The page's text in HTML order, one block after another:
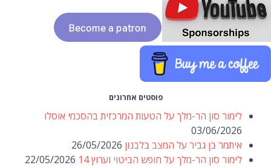
פוסטים אחרונים
לימור סון הר-מלך על הטעות המרכזית בהסכמי אוסלו
03/06/2026
איתמר בן גביר על המצב בלבנון 26/05/2026
לימור סון הר-מלך על חופש הביטוי וערוץ 14
22/05/2026